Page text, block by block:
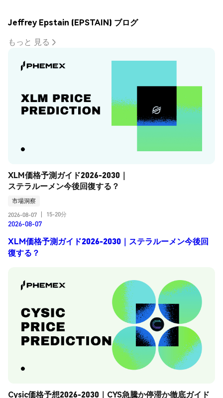
Jeffrey Epstain (EPSTAIN) ブログ
もっと 見る
XLM価格予測ガイド2026-2030｜
ステラルーメン今後回復する？
市場洞察
2026-08-07
15-20分
2026-08-07
XLM価格予測ガイド2026-2030｜ステラルーメン今後回
復する？
Cysic価格予想2026-2030｜CYS急騰か停滞か徹底ガイド